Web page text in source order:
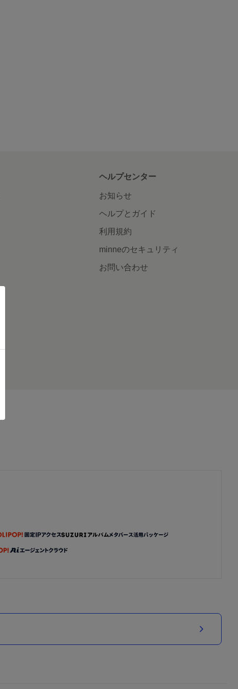
ヘルプセンター
お知らせ
ヘルプとガイド
利用規約
minneのセキュリティ
お問い合わせ